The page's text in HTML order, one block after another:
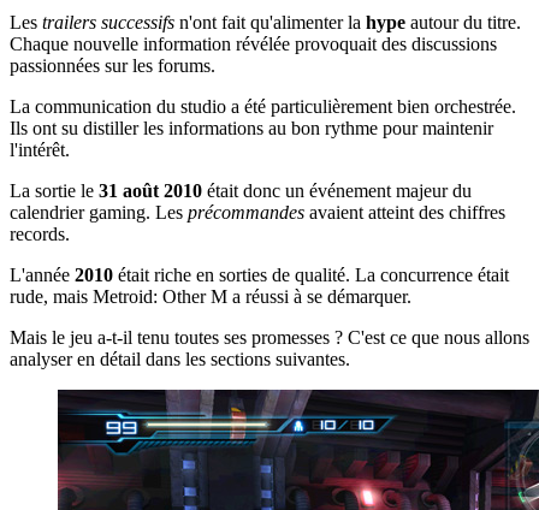
Les trailers successifs n'ont fait qu'alimenter la hype autour du titre.
Chaque nouvelle information révélée provoquait des discussions
passionnées sur les forums.
La communication du studio a été particulièrement bien orchestrée.
Ils ont su distiller les informations au bon rythme pour maintenir
l'intérêt.
La sortie le 31 août 2010 était donc un événement majeur du
calendrier gaming. Les précommandes avaient atteint des chiffres
records.
L'année 2010 était riche en sorties de qualité. La concurrence était
rude, mais Metroid: Other M a réussi à se démarquer.
Mais le jeu a-t-il tenu toutes ses promesses ? C'est ce que nous allons
analyser en détail dans les sections suivantes.